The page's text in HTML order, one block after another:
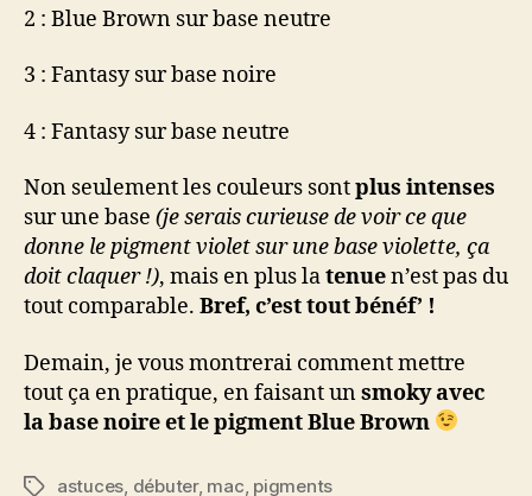
2 : Blue Brown sur base neutre
3 : Fantasy sur base noire
4 : Fantasy sur base neutre
Non seulement les couleurs sontplus intenses
sur une base (je serais curieuse de voir ce que
donne le pigment violet sur une base violette, ça
doit claquer !), mais en plus latenuen’est pas du
tout comparable. Bref, c’est tout bénéf’ !
Demain, je vous montrerai comment mettre
tout ça en pratique, en faisant unsmoky avec
la base noire et le pigment Blue Brown
Étiquettes
astuces débuter, mac pigments